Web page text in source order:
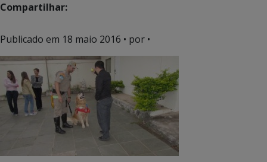
Compartilhar:
Publicado em 18 maio 2016 • por •